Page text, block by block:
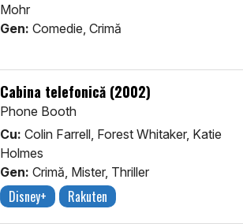
Mohr
Gen: Comedie, Crimă
Cabina telefonică (2002)
Phone Booth
Cu: Colin Farrell, Forest Whitaker, Katie
Holmes
Gen: Crimă, Mister, Thriller
Disney+ Rakuten